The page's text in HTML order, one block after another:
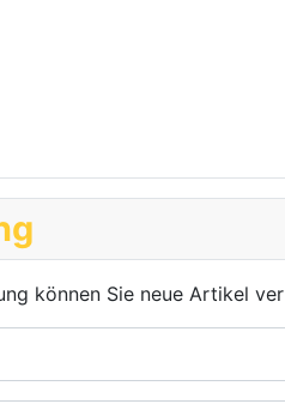
können Sie neue Artikel